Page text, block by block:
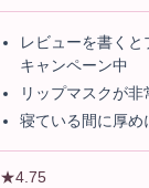
レビューを書くと
キャンペーン中
リップマスクが非
寝ている間に厚め
★4.75